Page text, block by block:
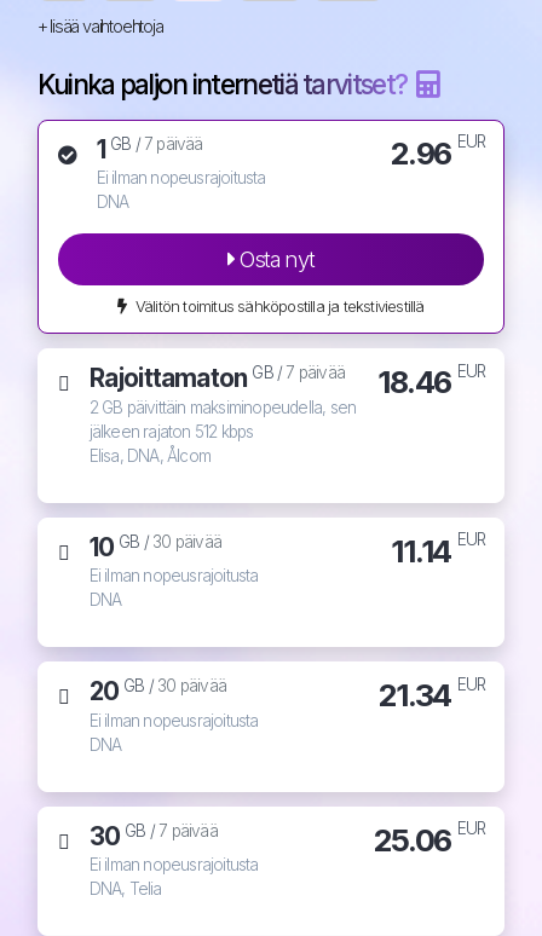
+ lisää vaihtoehtoja
Kuinka paljon internetiä tarvitset?
1 GB /7 päivää
Ei ilman nopeusrajoitusta
DNA
2.96 EUR
Osta nyt
Välitön toimitus sähköpostilla ja tekstiviestillä
Rajoittamaton GB /7 päivää
2 GB päivittäin maksiminopeudella, sen
jälkeen rajaton 512 kbps
Elisa, DNA, Ålcom
18.46 EUR
10 GB /30 päivää
Ei ilman nopeusrajoitusta
DNA
11.14 EUR
20 GB /30 päivää
Ei ilman nopeusrajoitusta
DNA
21.34 EUR
30 GB /7 päivää
Ei ilman nopeusrajoitusta
DNA, Telia
25.06 EUR